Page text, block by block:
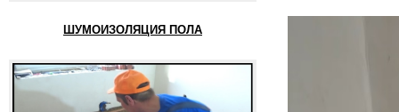
ШУМОИЗОЛЯЦИЯ ПОЛА